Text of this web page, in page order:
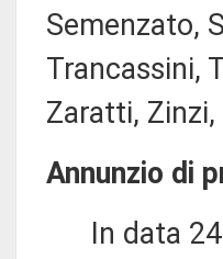
Semenzato,
Trancassini,
Zaratti,
Annunzio di
In data 24